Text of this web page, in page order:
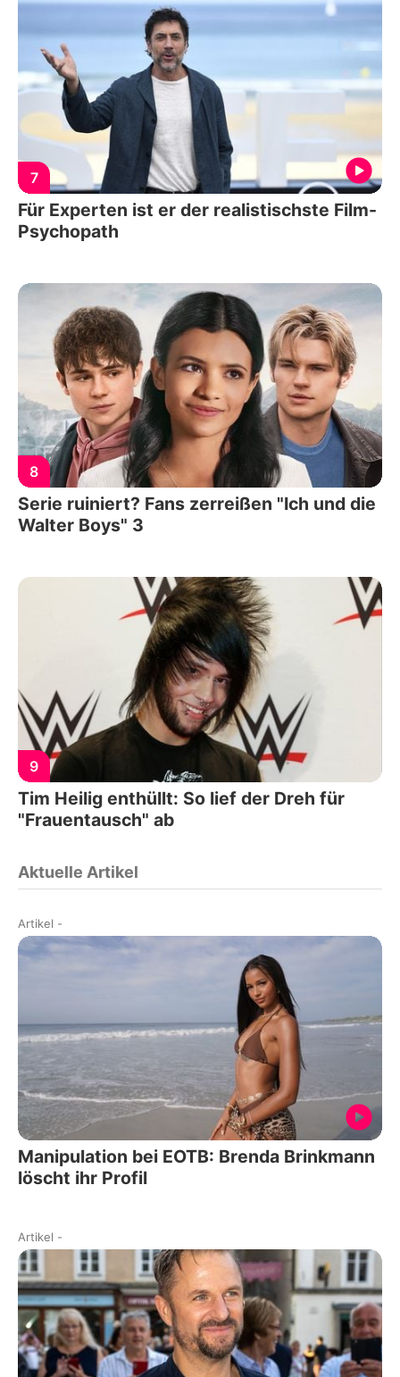
7
Für Experten ist er der realistischste Film-
Psychopath
8
Serie ruiniert? Fans zerreißen "Ich und die
Walter Boys" 3
9
Tim Heilig enthüllt: So lief der Dreh für
"Frauentausch" ab
Aktuelle Artikel
Artikel -
Manipulation bei EOTB: Brenda Brinkmann
löscht ihr Profil
Artikel -